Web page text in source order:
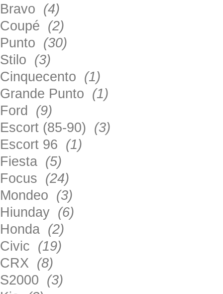
Bravo (4)
Coupé (2)
Punto (30)
Stilo (3)
Cinquecento (1)
Grande Punto (1)
Ford (9)
Escort (85-90) (3)
Escort 96 (1)
Fiesta (5)
Focus (24)
Mondeo (3)
Hiunday (6)
Honda (2)
Civic (19)
CRX (8)
S2000 (3)